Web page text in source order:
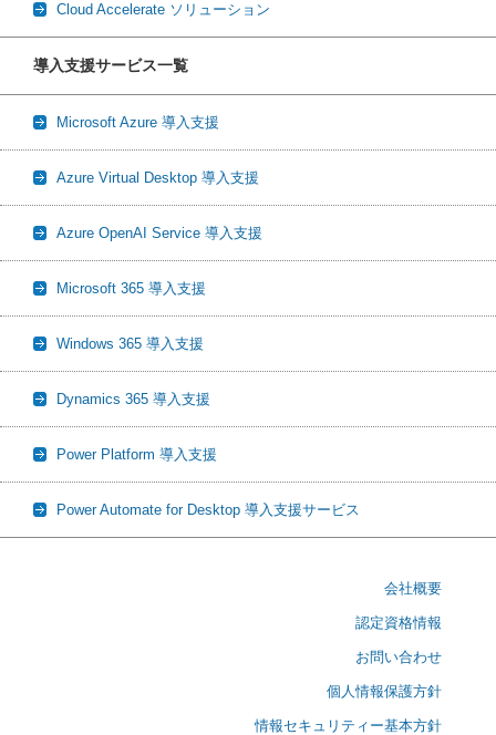
Cloud Accelerate ソリューション
導入支援サービス一覧
Microsoft Azure 導入支援
Azure Virtual Desktop 導入支援
Azure OpenAI Service 導入支援
Microsoft 365 導入支援
Windows 365 導入支援
Dynamics 365 導入支援
Power Platform 導入支援
Power Automate for Desktop 導入支援サービス
会社概要
認定資格情報
お問い合わせ
個人情報保護方針
情報セキュリティー基本方針